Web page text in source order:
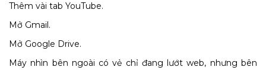
Thêm vài tab YouTube.
Mở Gmail.
Mở Google Drive.
Máy nhìn bên ngoài có vẻ chỉ đang lướt web, nhưng bên